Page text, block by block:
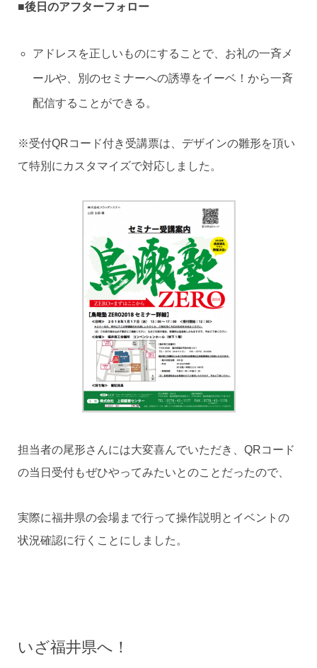
■後日のアフターフォロー
アドレスを正しいものにすることで、お礼の一斉メ
ールや、別のセミナーへの誘導をイーベ！から一斉
配信することができる。
※受付QRコード付き受講票は、デザインの雛形を頂い
て特別にカスタマイズで対応しました。
担当者の尾形さんには大変喜んでいただき、QRコード
の当日受付もぜひやってみたいとのことだったので、
実際に福井県の会場まで行って操作説明とイベントの
状況確認に行くことにしました。
いざ福井県へ！